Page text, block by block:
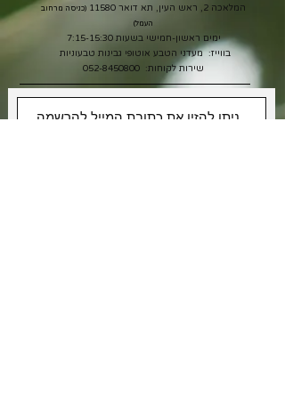
המלאכה 2, ראש העין, תא דואר 11580
(כניסה מרחוב
העמל)
ימים ראשון-חמישי בשעות 7:15-15:30
בווייז: מעדני הטבע אוטופי גבינות טבעוניות
שירות לקוחות: 052-8450800